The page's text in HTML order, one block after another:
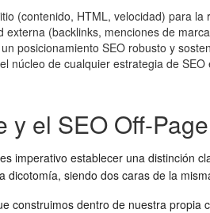
(contenido, HTML, velocidad) para la
externa (backlinks, menciones de
posicionamiento SEO robusto y
núcleo de cualquier estrategia de SEO
y el SEO Off-
imperativo establecer una
dicotomía, siendo dos caras de la
construimos dentro de nuestra propia